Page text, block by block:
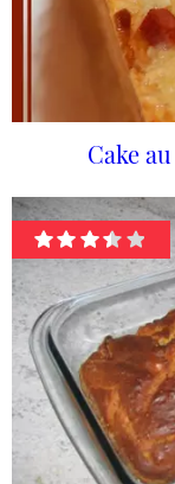
Cake